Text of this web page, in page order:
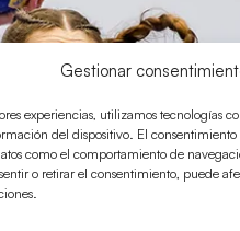
Gestionar
experiencias, utilizamos tecnologías
del dispositivo. El consentimiento
como el comportamiento de
o retirar el consentimiento, puede